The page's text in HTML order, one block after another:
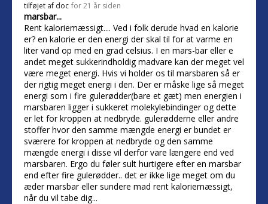
tilføjet af doc for 21 år siden
marsbar...
Rent kaloriemæssigt.... Ved i folk derude hvad en kalorie
er? en kalorie er den energi der skal til for at varme en
liter vand op med en grad celsius. I en mars-bar eller e
andet meget sukkerindholdig madvare kan der meget vel
være meget energi. Hvis vi holder os til marsbaren så er
der rigtig meget energi i den. Der er måske lige så meget
energi som i fire gulerødder(bare et gæt) men energien i
marsbaren ligger i sukkeret molekylebindinger og dette
er let for kroppen at nedbryde. gulerødderne eller andre
stoffer hvor den samme mængde energi er bundet er
sværere for kroppen at nedbryde og den samme
mængde energi i disse vil derfor vare længere end ved
marsbaren. Ergo du føler sult hurtigere efter en marsbar
end efter fire gulerødder.. det er ikke lige meget om du
æder marsbar eller sundere mad rent kaloriemæssigt,
når du vil tabe dig...